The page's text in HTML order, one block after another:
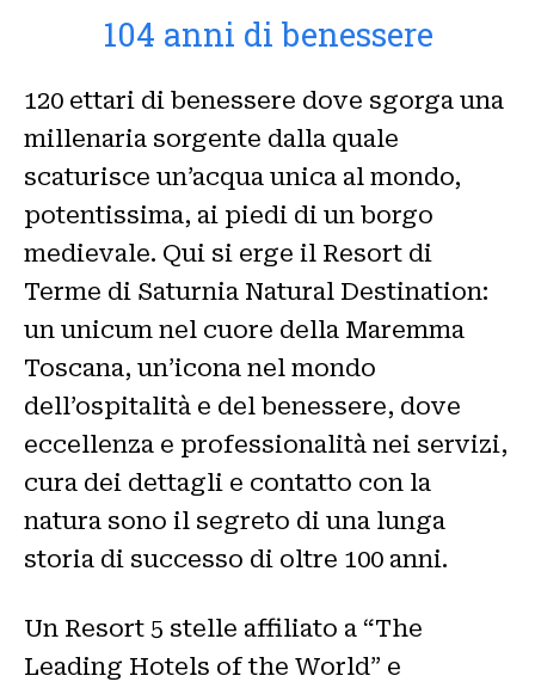
104 anni di benessere
120 ettari di benessere dove sgorga una
millenaria sorgente dalla quale
scaturisce un’acqua unica al mondo,
potentissima, ai piedi di un borgo
medievale. Qui si erge il Resort di
Terme di Saturnia Natural Destination:
un unicum nel cuore della Maremma
Toscana, un’icona nel mondo
dell’ospitalità e del benessere, dove
eccellenza e professionalità nei servizi,
cura dei dettagli e contatto con la
natura sono il segreto di una lunga
storia di successo di oltre 100 anni.
Un Resort 5 stelle affiliato a “The
Leading Hotels of the World” e